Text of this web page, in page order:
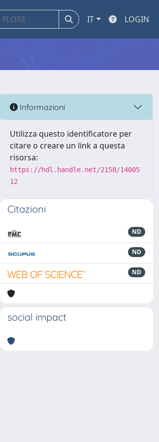
IT LOGIN
Informazioni
Utilizza questo identificatore per
citare o creare un link a questa
risorsa:
https://hdl.handle.net/2158/14005
12
Citazioni
ND
ND
ND
social impact